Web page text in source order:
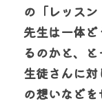
の「レッスン
先生は一体
るのかと、と
生徒さんに
の想いなど